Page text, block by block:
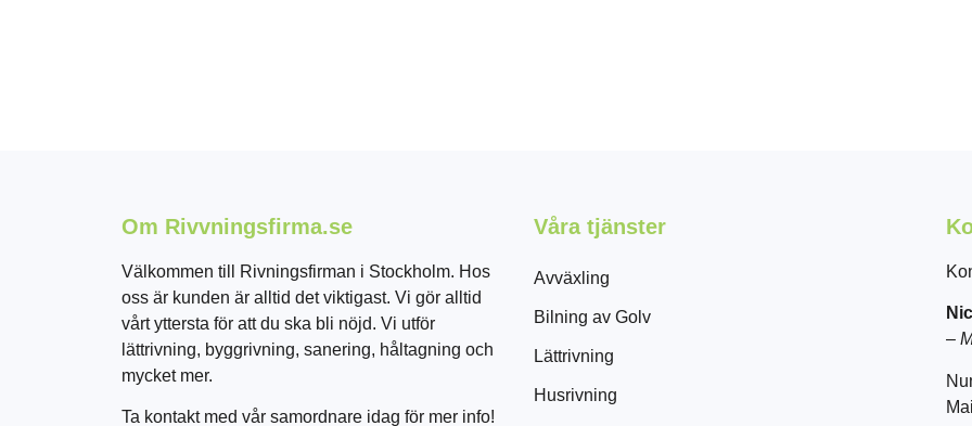
Om Rivvningsfirma.se
Välkommen till Rivningsfirman i Stockholm. Hos
oss är kunden är alltid det viktigast. Vi gör alltid
vårt yttersta för att du ska bli nöjd. Vi utför
lättrivning, byggrivning, sanering, håltagning och
mycket mer.
Ta kontakt med vår samordnare idag för mer info!
Våra tjänster
Avväxling
Bilning av Golv
Lättrivning
Husrivning
–